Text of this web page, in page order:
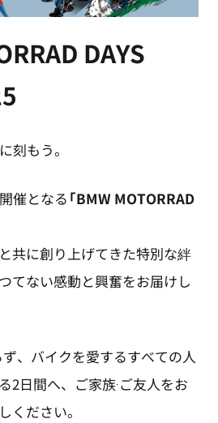
DAYS
刻もう。
催となる「BMW MOTORRAD
共に創り上げてきた特別な絆
てない感動と興奮をお届けし
、バイクを愛するすべての人
2日間へ、ご家族·ご友人をお
ください。